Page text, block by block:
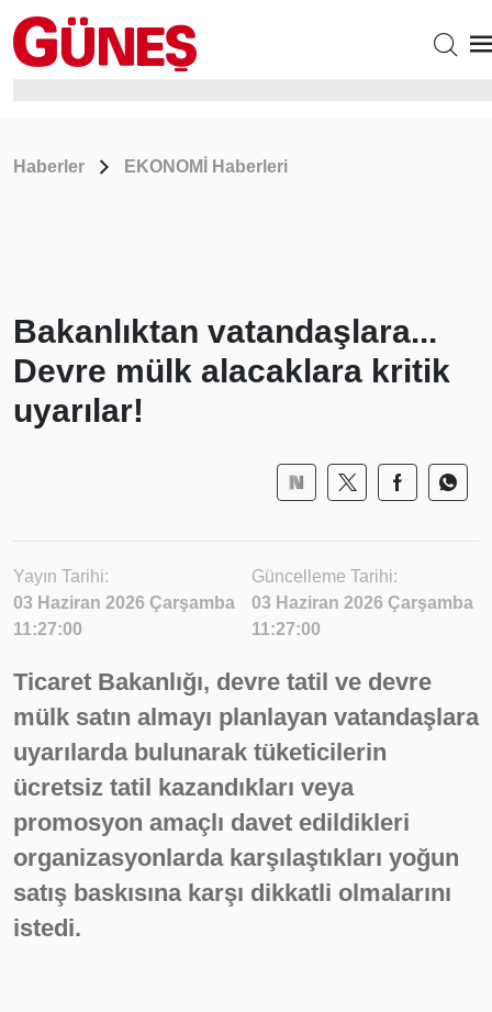
Haberler EKONOMİ Haberleri
Bakanlıktan vatandaşlara...
Devre mülk alacaklara kritik
uyarılar!
Yayın Tarihi:
03 Haziran 2026 Çarşamba
11:27:00
Güncelleme Tarihi:
03 Haziran 2026 Çarşamba
11:27:00
Ticaret Bakanlığı, devre tatil ve devre
mülk satın almayı planlayan vatandaşlara
uyarılarda bulunarak tüketicilerin
ücretsiz tatil kazandıkları veya
promosyon amaçlı davet edildikleri
organizasyonlarda karşılaştıkları yoğun
satış baskısına karşı dikkatli olmalarını
istedi.